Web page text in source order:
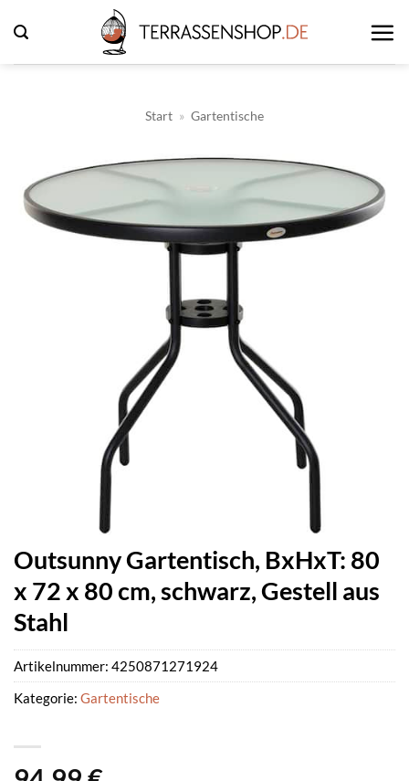
Inhalt
springen
Start » Gartentische
Outsunny Gartentisch, BxHxT: 80
x 72 x 80 cm, schwarz, Gestell aus
Stahl
Artikelnummer: 4250871271924
Kategorie: Gartentische